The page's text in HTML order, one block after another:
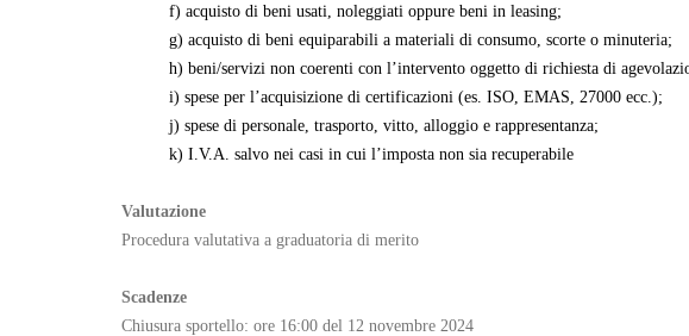
f) acquisto di beni usati, noleggiati oppure beni in leasing;
g) acquisto di beni equiparabili a materiali di consumo, scorte o minuteria;
h) beni/servizi non coerenti con l’intervento oggetto di richiesta di
i) spese per l’acquisizione di certificazioni (es. ISO, EMAS, 27000 ecc.);
j) spese di personale, trasporto, vitto, alloggio e rappresentanza;
k) I.V.A. salvo nei casi in cui l’imposta non sia recuperabile
Valutazione
Procedura valutativa a graduatoria di merito
Scadenze
Chiusura sportello: ore 16:00 del 12 novembre 2024